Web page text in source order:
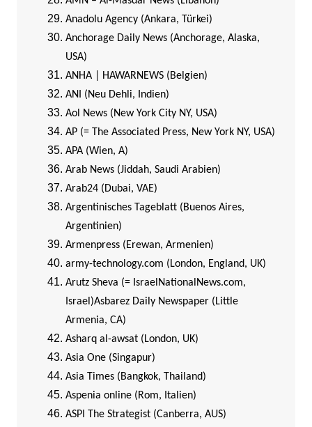
Anadolu Agency (Ankara, Türkei)
Anchorage Daily News (Anchorage, Alaska,
USA)
ANHA | HAWARNEWS (Belgien)
ANI (Neu Dehli, Indien)
Aol News (New York City NY, USA)
AP (= The Associated Press, New York NY, USA)
APA (Wien, A)
Arab News (Jiddah, Saudi Arabien)
Arab24 (Dubai, VAE)
Argentinisches Tageblatt (Buenos Aires,
Argentinien)
Armenpress (Erewan, Armenien)
army-technology.com (London, England, UK)
Arutz Sheva (= IsraelNationalNews.com,
Israel)Asbarez Daily Newspaper (Little
Armenia, CA)
Asharq al-awsat (London, UK)
Asia One (Singapur)
Asia Times (Bangkok, Thailand)
Aspenia online (Rom, Italien)
ASPI The Strategist (Canberra, AUS)